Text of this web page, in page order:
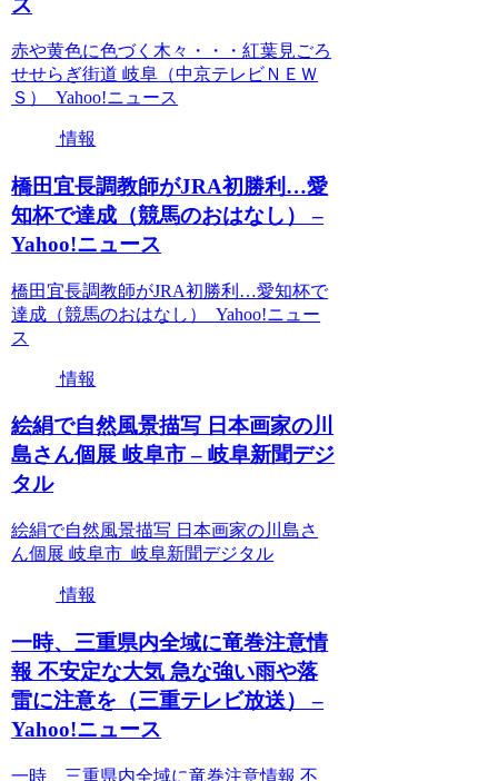
赤や黄色に色づく木々・・・紅葉見ごろ
せせらぎ街道 岐阜（中京テレビＮＥＷ
Ｓ） Yahoo!ニュース
情報
橋田宜長調教師がJRA初勝利…愛
知杯で達成（競馬のおはなし） –
Yahoo!ニュース
橋田宜長調教師がJRA初勝利…愛知杯で
達成（競馬のおはなし） Yahoo!ニュー
ス
情報
絵絹で自然風景描写 日本画家の川
島さん個展 岐阜市 – 岐阜新聞デジ
タル
絵絹で自然風景描写 日本画家の川島さ
ん個展 岐阜市 岐阜新聞デジタル
情報
一時、三重県内全域に竜巻注意情
報 不安定な大気 急な強い雨や落
雷に注意を（三重テレビ放送） –
Yahoo!ニュース
一時、三重県内全域に竜巻注意情報 不